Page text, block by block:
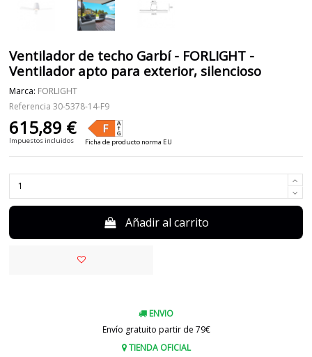
Ventilador de techo Garbí - FORLIGHT -
Ventilador apto para exterior, silencioso
Marca: FORLIGHT
Referencia 30-5378-14-F9
615,89 €
Impuestos incluidos Ficha de producto norma EU
Añadir al carrito
ENVIO
Envío gratuito partir de 79€
TIENDA OFICIAL